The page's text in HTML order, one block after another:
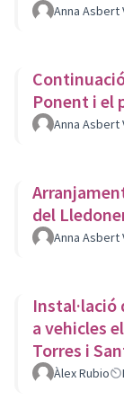
Anna Asbert
Ponent i el
Anna Asbert
del
Anna Asbert
a vehicles
Torres i
Àlex Rubio